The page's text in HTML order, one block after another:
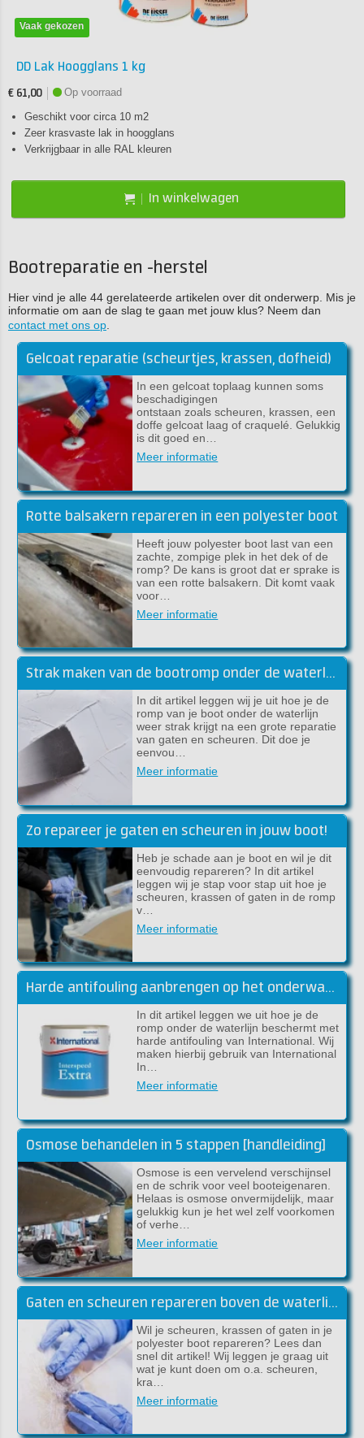
Vaak gekozen
DD Lak Hoogglans 1 kg
€ 61,00
Op voorraad
Geschikt voor circa 10 m2
Zeer krasvaste lak in hoogglans
Verkrijgbaar in alle RAL kleuren
In winkelwagen
Bootreparatie en -herstel
Hier vind je alle 44 gerelateerde artikelen over dit onderwerp. Mis je
informatie om aan de slag te gaan met jouw klus? Neem dan
contact met ons op
Gelcoat reparatie (scheurtjes, krassen, dofheid)
In een gelcoat toplaag kunnen soms
beschadigingen
ontstaan zoals scheuren, krassen, een
doffe gelcoat laag of craquelé. Gelukkig
is dit goed en…
Meer informatie
Rotte balsakern repareren in een polyester boot
Heeft jouw polyester boot last van een
zachte, zompige plek in het dek of de
romp? De kans is groot dat er sprake is
van een rotte balsakern. Dit komt vaak
voor…
Meer informatie
Strak maken van de bootromp onder de waterlijn met epoxy plamuur
In dit artikel leggen wij je uit hoe je de
romp van je boot onder de waterlijn
weer strak krijgt na een grote reparatie
van gaten en scheuren. Dit doe je
eenvou…
Meer informatie
Zo repareer je gaten en scheuren in jouw boot!
Heb je schade aan je boot en wil je dit
eenvoudig repareren? In dit artikel
leggen wij je stap voor stap uit hoe je
scheuren, krassen of gaten in de romp
v…
Meer informatie
Harde antifouling aanbrengen op het onderwaterschip
In dit artikel leggen we uit hoe je de
romp onder de waterlijn beschermt met
harde antifouling van International. Wij
maken hierbij gebruik van International
In…
Meer informatie
Osmose behandelen in 5 stappen [handleiding]
Osmose is een vervelend verschijnsel
en de schrik voor veel booteigenaren.
Helaas is osmose onvermijdelijk, maar
gelukkig kun je het wel zelf voorkomen
of verhe…
Meer informatie
Gaten en scheuren repareren boven de waterlijn
Wil je scheuren, krassen of gaten in je
polyester boot repareren? Lees dan
snel dit artikel! Wij leggen je graag uit
wat je kunt doen om o.a. scheuren,
kra…
Meer informatie